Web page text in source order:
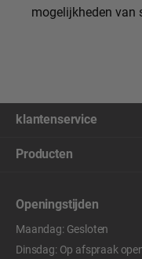
mogelijkheden van
klantenservice
Producten
Openingstijden
Maandag: Gesloten
Dinsdag: Op afspraak